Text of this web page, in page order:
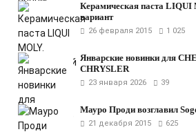
Керамическая паста
вариант
26 февраля 2015 1 025
Январские новинки для
CHRYSLER
23 января 2026 39
Мауро Проди возглавил
21 декабря 2015 625